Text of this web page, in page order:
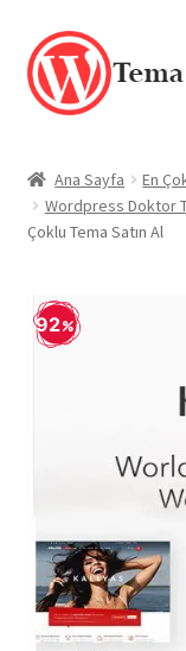
Dolaşıma
geç
İçeriğe
geç
Mağaza
EKLENTİLER
Ana Sayfa En
Wordpress Doktor
Çoklu Tema Satın Al
92